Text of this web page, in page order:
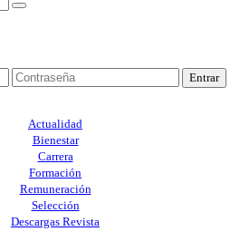
Entrar
Actualidad
Bienestar
Carrera
Formación
Remuneración
Selección
Descargas Revista